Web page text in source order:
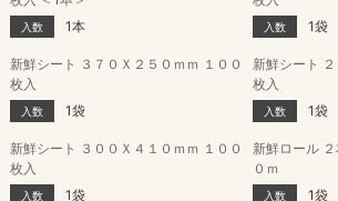
入数 1本 入数 1袋
新鮮シート ３７０Ｘ２５０ｍｍ １００
枚入
入数 1袋
新鮮シート
枚入
入数 1袋
新鮮シート ３００Ｘ４１０ｍｍ １００
枚入
入数 1袋
新鮮ロール
０ｍ
入数 1袋